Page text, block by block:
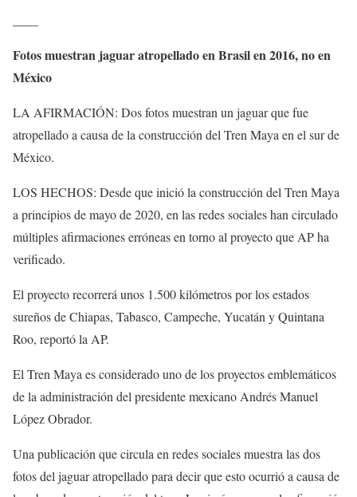
Fotos muestran jaguar atropellado en Brasil en 2016, no en
México
LA AFIRMACIÓN: Dos fotos muestran un jaguar que fue
atropellado a causa de la construcción del Tren Maya en el sur de
México.
LOS HECHOS: Desde que inició la construcción del Tren Maya
a principios de mayo de 2020, en las redes sociales han circulado
múltiples afirmaciones erróneas en torno al proyecto que AP ha
verificado.
El proyecto recorrerá unos 1.500 kilómetros por los estados
sureños de Chiapas, Tabasco, Campeche, Yucatán y Quintana
Roo, reportó la AP.
El Tren Maya es considerado uno de los proyectos emblemáticos
de la administración del presidente mexicano Andrés Manuel
López Obrador.
Una publicación que circula en redes sociales muestra las dos
fotos del jaguar atropellado para decir que esto ocurrió a causa de